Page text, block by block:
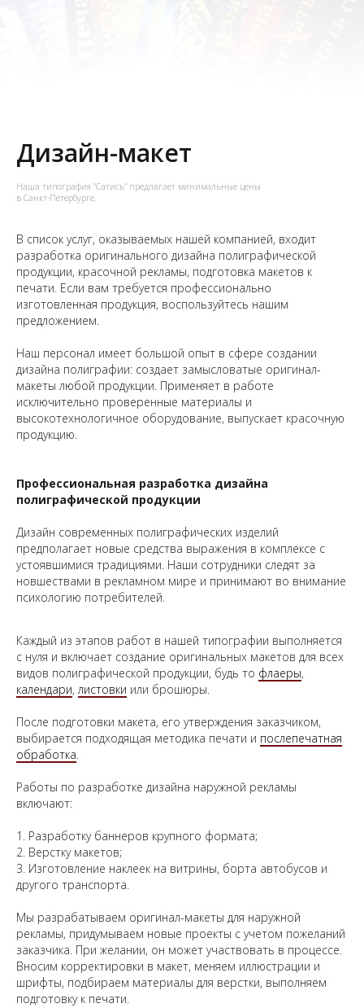
Дизайн-макет
Наша типография "Сатисъ" предлагает минимальные цены
в Санкт-Петербурге.
В список услуг, оказываемых нашей компанией, входит
разработка оригинального дизайна полиграфической
продукции, красочной рекламы, подготовка макетов к
печати. Если вам требуется профессионально
изготовленная продукция, воспользуйтесь нашим
предложением.
Наш персонал имеет большой опыт в сфере создании
дизайна полиграфии: создает замысловатые оригинал-
макеты любой продукции. Применяет в работе
исключительно проверенные материалы и
высокотехнологичное оборудование, выпускает красочную
продукцию.
Профессиональная разработка дизайна
полиграфической продукции
Дизайн современных полиграфических изделий
предполагает новые средства выражения в комплексе с
устоявшимися традициями. Наши сотрудники следят за
новшествами в рекламном мире и принимают во внимание
психологию потребителей.
Каждый из этапов работ в нашей типографии выполняется
с нуля и включает создание оригинальных макетов для всех
видов полиграфической продукции, будь то флаеры,
календари,листовки или брошюры.
После подготовки макета, его утверждения заказчиком,
выбирается подходящая методика печати и послепечатная
обработка.
Работы по разработке дизайна наружной рекламы
включают:
1. Разработку баннеров крупного формата;
2. Верстку макетов;
3. Изготовление наклеек на витрины, борта автобусов и
другого транспорта.
Мы разрабатываем оригинал-макеты для наружной
рекламы, придумываем новые проекты с учетом пожеланий
заказчика. При желании, он может участвовать в процессе.
Вносим корректировки в макет, меняем иллюстрации и
шрифты, подбираем материалы для верстки, выполняем
подготовку к печати.